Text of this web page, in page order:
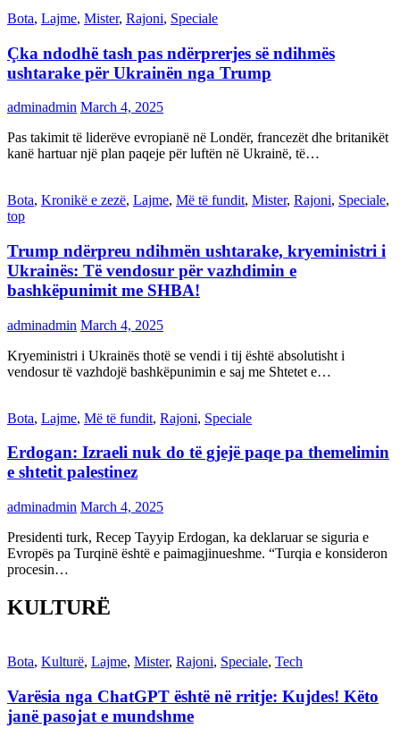
Bota, Lajme, Mister, Rajoni, Speciale
Çka ndodhë tash pas ndërprerjes së ndihmës
ushtarake për Ukrainën nga Trump
adminadmin March 4, 2025
Pas takimit të liderëve evropianë në Londër, francezët dhe britanikët
kanë hartuar një plan paqeje për luftën në Ukrainë, të…
Bota, Kronikë e zezë, Lajme, Më të fundit, Mister, Rajoni, Speciale,
top
Trump ndërpreu ndihmën ushtarake, kryeministri i
Ukrainës: Të vendosur për vazhdimin e
bashkëpunimit me SHBA!
adminadmin March 4, 2025
Kryeministri i Ukrainës thotë se vendi i tij është absolutisht i
vendosur të vazhdojë bashkëpunimin e saj me Shtetet e…
Bota, Lajme, Më të fundit, Rajoni, Speciale
Erdogan: Izraeli nuk do të gjejë paqe pa themelimin
e shtetit palestinez
adminadmin March 4, 2025
Presidenti turk, Recep Tayyip Erdogan, ka deklaruar se siguria e
Evropës pa Turqinë është e paimagjinueshme. “Turqia e konsideron
procesin…
KULTURË
Bota, Kulturë, Lajme, Mister, Rajoni, Speciale, Tech
Varësia nga ChatGPT është në rritje: Kujdes! Këto
janë pasojat e mundshme